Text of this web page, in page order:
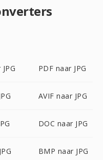
PDF naar JPG
AVIF naar JPG
DOC naar JPG
BMP naar JPG